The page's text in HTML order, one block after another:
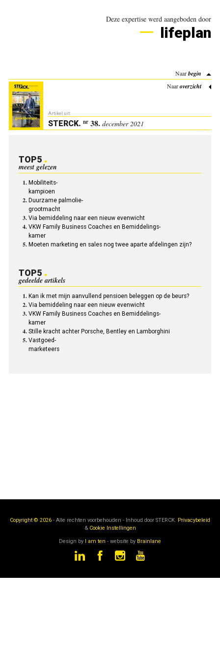
Deze expertise werd aangeboden door
lifeplan
Naarbegin
Naaroverzicht
Artikel uit:
STERCK. nr38. december 2021
TOP5
meest gelezen
Mobiliteits-
kampioen
Duurzame palmolie-
grootmacht
Via bemiddeling naar een nieuw evenwicht
VKW Family Business Coaches en Bemiddelings-
kamer
Moeten marketing en sales nog twee aparte afdelingen zijn?
TOP5
gedeelde artikels
Kan ik met mijn aanvullend pensioen beleggen op de beurs?
Via bemiddeling naar een nieuw evenwicht
VKW Family Business Coaches en Bemiddelings-
kamer
Stille kracht achter Porsche, Bentley en Lamborghini
Vastgoed-
marketeers
Copyright © 2026 - Alle rechten voorbehouden - Inhoud door STERCK. Privacybeleid
& Cookie Instellingen
Design by I am ten - website by Brainlane